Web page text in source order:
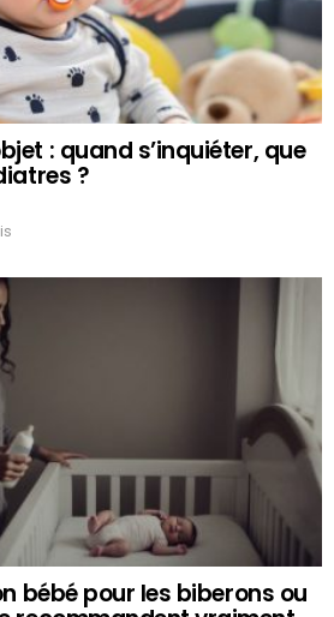
: quand s’inquiéter, que
?
bébé pour les biberons ou